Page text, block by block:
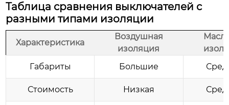
Таблица сравнения выключателей с
разными типами изоляции
Характеристика
Воздушная
изоляция
Габариты
Большие
Стоимость Низкая